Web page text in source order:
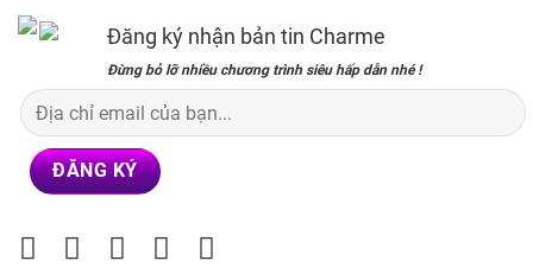
Đăng ký nhận bản tin Charme
Đừng bỏ lỡ nhiều chương trình siêu hấp dẫn nhé !